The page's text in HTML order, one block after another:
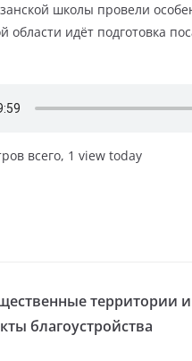
школы провели
идёт подготовка
всего, 1 view today
территории и
благоустройства